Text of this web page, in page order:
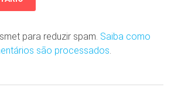
para reduzir spam. Saiba como
são processados